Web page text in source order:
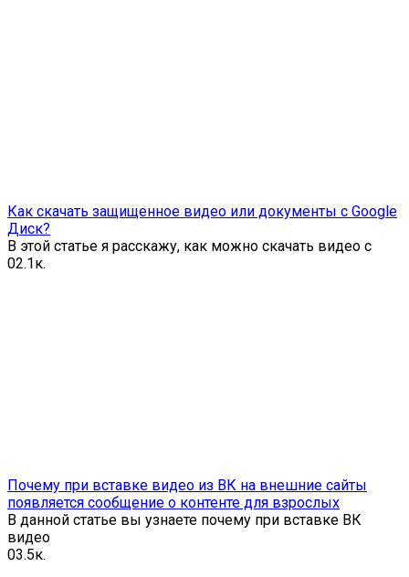
Как скачать защищенное видео или документы с Google
Диск?
В этой статье я расскажу, как можно скачать видео с
02.1к.
Почему при вставке видео из ВК на внешние сайты
появляется сообщение о контенте для взрослых
В данной статье вы узнаете почему при вставке ВК
видео
03.5к.